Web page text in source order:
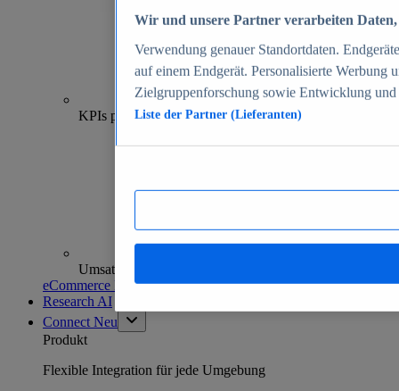
70+
KPIs pro Shop
Umsatzanalysen und -prognosen
eCommerce Insights entdecken
Research AI
Connect Neu
Produkt
Flexible Integration für jede Umgebung
Wir und unsere Partner verarbeiten
Verwendung genauer Standortdaten.
auf einem Endgerät. Personalisierte Werbung
Zielgruppenforschung sowie Entwicklung
Liste der Partner (Lieferanten)